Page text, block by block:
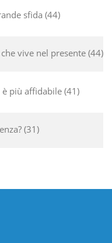
sfida 44
vive nel presente 44
più affidabile 41
31